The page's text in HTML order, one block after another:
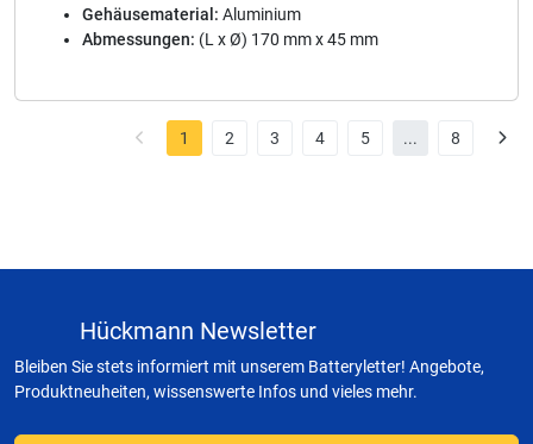
Gehäusematerial: Aluminium
Abmessungen: (L x Ø) 170 mm x 45 mm
1 2 3 4 5 ... 8
Hückmann Newsletter
Bleiben Sie stets informiert mit unserem Batteryletter! Angebote,
Produktneuheiten, wissenswerte Infos und vieles mehr.